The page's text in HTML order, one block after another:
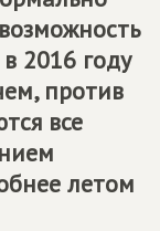
2016 году
против
все
летом